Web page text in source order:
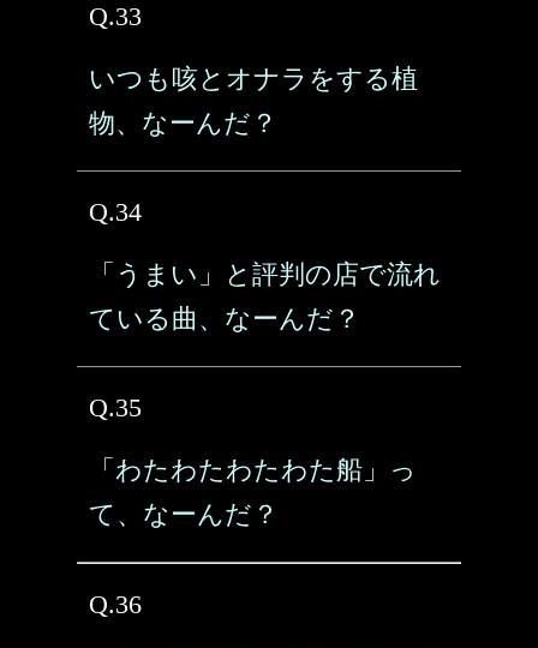
Q.33
いつも咳とオナラをする植
物、なーんだ？
Q.34
「うまい」と評判の店で流れ
ている曲、なーんだ？
Q.35
「わたわたわたわた船」っ
て、なーんだ？
Q.36